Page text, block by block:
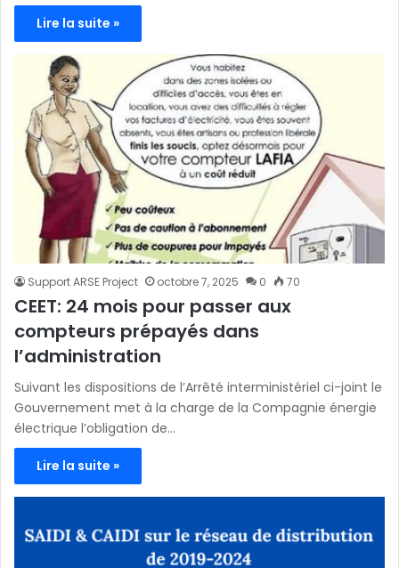
Lire la suite »
Support ARSE Project octobre 7, 2025 0 70
CEET: 24 mois pour passer aux
compteurs prépayés dans
l’administration
Suivant les dispositions de l’Arrêté interministériel ci-joint le
Gouvernement met à la charge de la Compagnie énergie
électrique l’obligation de…
Lire la suite »